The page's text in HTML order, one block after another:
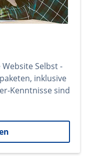
Selbst -
inklusive
Kenntnisse sind